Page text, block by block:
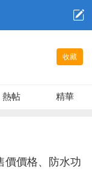
收藏
熱帖 精華
價價格、防水功